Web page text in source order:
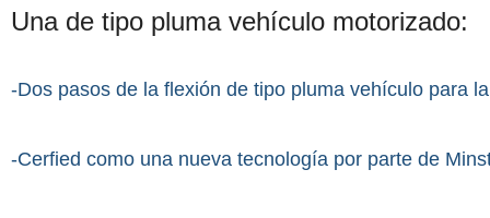
Una de tipo pluma vehículo motorizado:
-Dos pasos de la flexión de tipo pluma vehículo para
-Cerfied como una nueva tecnología por parte de